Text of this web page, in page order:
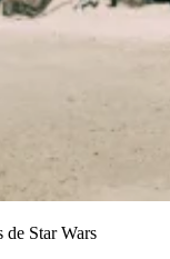
de Star Wars